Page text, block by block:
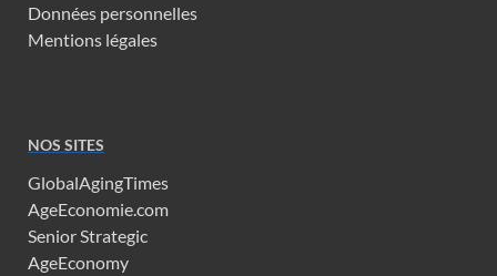
Données personnelles
Mentions légales
NOS SITES
GlobalAgingTimes
AgeEconomie.com
Senior Strategic
AgeEconomy